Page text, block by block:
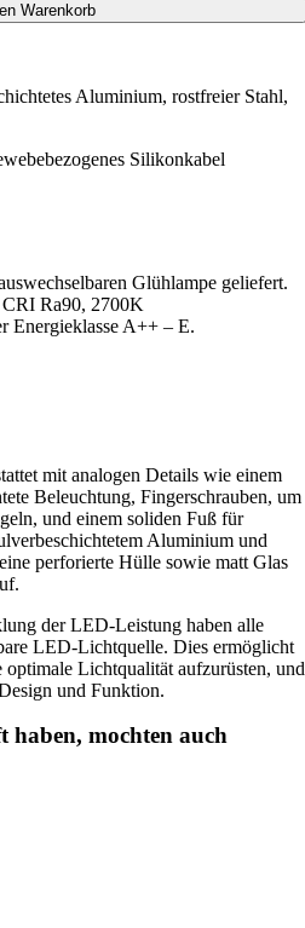
Warenkorb
Aluminium, rostfreier Stahl,
Silikonkabel
Glühlampe geliefert.
Ra90, 2700K
Energieklasse A++ – E.
mit analogen Details wie einem
Beleuchtung, Fingerschrauben, um
und einem soliden Fuß für
Aluminium und
perforierte Hülle sowie matt Glas
der LED-Leistung haben alle
LED-Lichtquelle. Dies ermöglicht
Lichtqualität aufzurüsten, und
und Funktion.
haben, mochten auch